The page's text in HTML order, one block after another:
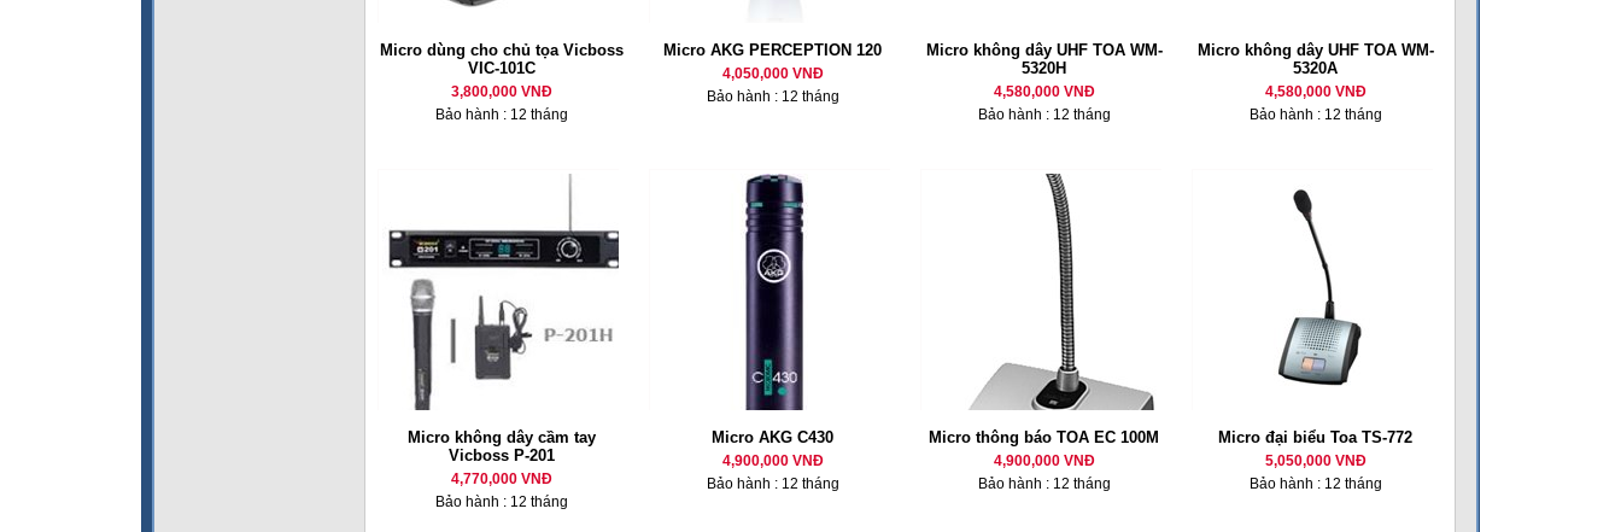
Micro dùng cho chủ tọa Vicboss
VIC-101C
3,800,000 VNĐ
Bảo hành : 12 tháng
Micro AKG PERCEPTION 120
4,050,000 VNĐ
Bảo hành : 12 tháng
Micro không dây UHF TOA WM-
5320H
4,580,000 VNĐ
Bảo hành : 12 tháng
Micro không dây UHF TOA WM-
5320A
4,580,000 VNĐ
Bảo hành : 12 tháng
Micro không dây cầm tay
Vicboss P-201
4,770,000 VNĐ
Bảo hành : 12 tháng
Micro AKG C430
4,900,000 VNĐ
Bảo hành : 12 tháng
Micro thông báo TOA EC 100M
4,900,000 VNĐ
Bảo hành : 12 tháng
Micro đại biểu Toa TS-772
5,050,000 VNĐ
Bảo hành : 12 tháng